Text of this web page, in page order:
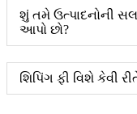
શું તમે ઉત્પાદનોની
આપો છો?
શિપિંગ ફી વિશે કેવી